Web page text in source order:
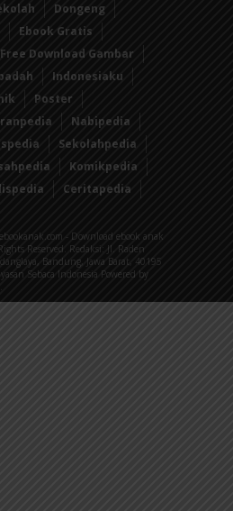
Dongeng
Ebook Gratis
Free Download Gambar
Indonesiaku
Poster
Nabipedia
Sekolahpedia
Komikpedia
Ceritapedia
- Download ebook anak
Reserved. Redaksi: Jl. Raden
Bandung, Jawa Barat, 40195
Sebaca Indonesia Powered by